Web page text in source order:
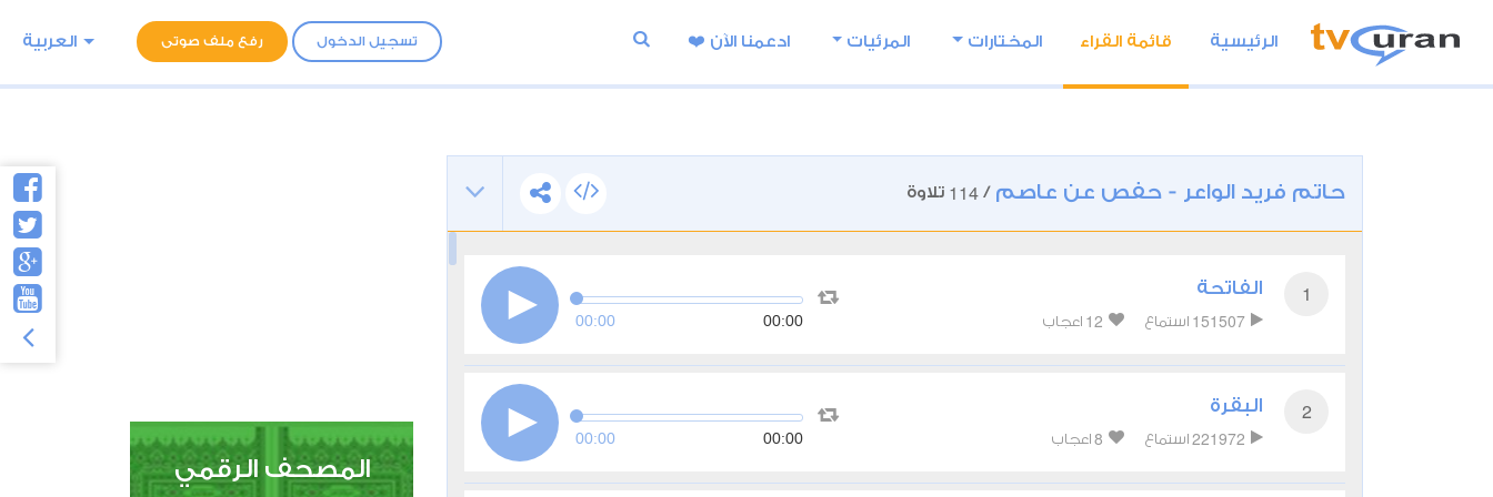
تسجيل الدخول رفع ملف صوتى العربية الرئيسية قائمة القراء المختارات المرئيات ادعمنا اﻵن ❤️
حاتم فريد الواعر - حفص عن عاصم /
114 تلاوة
1 الفاتحة
151507 استماع 12 اعجاب 00:00 00:00
2 البقرة
221972 استماع 8 اعجاب 00:00 00:00
المصحف الرقمي